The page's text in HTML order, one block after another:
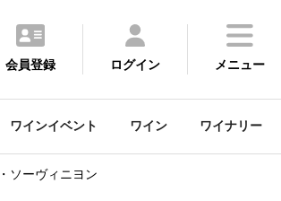
会員登録 ログイン メニュー
ワインイベント ワイン ワイナリー
ソーヴィニヨン